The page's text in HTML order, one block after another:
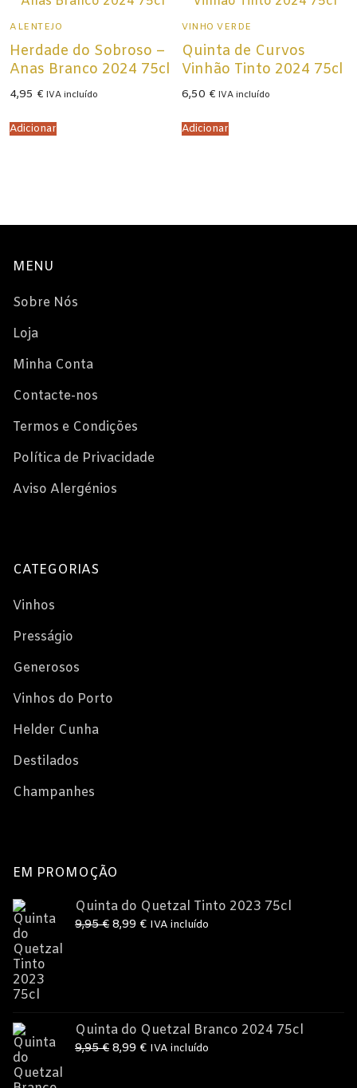
ALENTEJO
Herdade do Sobroso –
Anas Branco 2024 75cl
4,95 € IVA incluído
Adicionar
VINHO VERDE
Quinta de Curvos
Vinhão Tinto 2024 75cl
6,50 € IVA incluído
Adicionar
MENU
Sobre Nós
Loja
Minha Conta
Contacte-nos
Termos e Condições
Política de Privacidade
Aviso Alergénios
CATEGORIAS
Vinhos
Presságio
Generosos
Vinhos do Porto
Helder Cunha
Destilados
Champanhes
EM PROMOÇÃO
Quinta do Quetzal Tinto 2023 75cl
9,95€ O
8,99 €OIVA incluído
Quinta do Quetzal Branco 2024 75cl
9,95€ O
8,99 €OIVA incluído